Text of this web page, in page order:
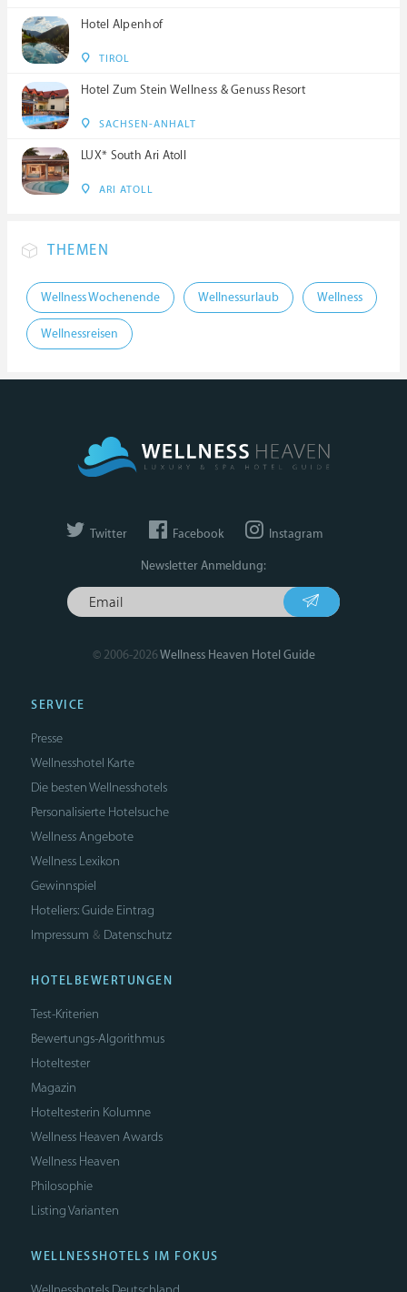
Hotel Alpenhof
TIROL
Hotel Zum Stein Wellness & Genuss Resort
SACHSEN-ANHALT
LUX* South Ari Atoll
ARI ATOLL
THEMEN
Wellness Wochenende Wellnessurlaub Wellness
Wellnessreisen
Twitter Facebook Instagram
Newsletter Anmeldung:
© 2006-2026Wellness Heaven Hotel Guide
SERVICE
Presse
Wellnesshotel Karte
Die besten Wellnesshotels
Personalisierte Hotelsuche
Wellness Angebote
Wellness Lexikon
Gewinnspiel
Hoteliers: Guide Eintrag
Impressum & Datenschutz
HOTELBEWERTUNGEN
Test-Kriterien
Bewertungs-Algorithmus
Hoteltester
Magazin
Hoteltesterin Kolumne
Wellness Heaven Awards
Wellness Heaven
Philosophie
Listing Varianten
WELLNESSHOTELS IM FOKUS